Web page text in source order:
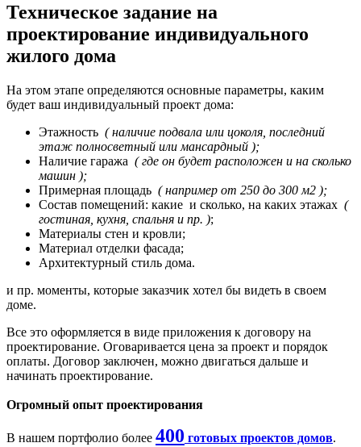
Техническое задание на
проектирование индивидуального
жилого дома
На этом этапе определяются основные параметры, каким
будет ваш индивидуальный проект дома:
Этажность ( наличие подвала или цоколя, последний
этаж полносветный или мансардный );
Наличие гаража ( где он будет расположен и на сколько
машин );
Примерная площадь ( например от 250 до 300 м2 );
Состав помещений: какие и сколько, на каких этажах (
гостиная, кухня, спальня и пр. );
Материалы стен и кровли;
Материал отделки фасада;
Архитектурный стиль дома.
и пр. моменты, которые заказчик хотел бы видеть в своем
доме.
Все это оформляется в виде приложения к договору на
проектирование. Оговаривается цена за проект и порядок
оплаты. Договор заключен, можно двигаться дальше и
начинать проектирование.
Огромный опыт проектирования
В нашем портфолио более 400 готовых проектов домов.